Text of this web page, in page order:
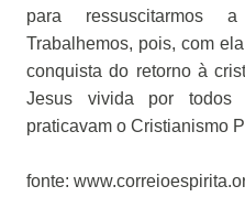
para ressuscitarmos
Trabalhemos, pois, com
conquista do retorno à
Jesus vivida por todos
praticavam o Cristianismo
fonte: